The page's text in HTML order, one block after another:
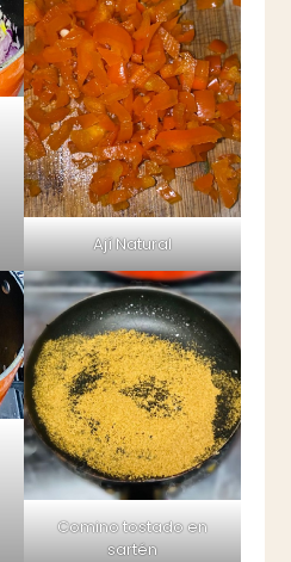
Ají Natural
Comino tostado en
sartén